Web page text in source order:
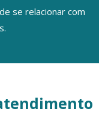
se relacionar com